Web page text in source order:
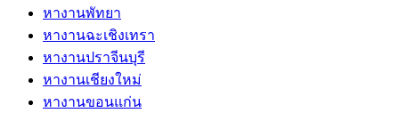
หางานพัทยา
หางานฉะเชิงเทรา
หางานปราจีนบุรี
หางานเชียงใหม่
หางานขอนแก่น